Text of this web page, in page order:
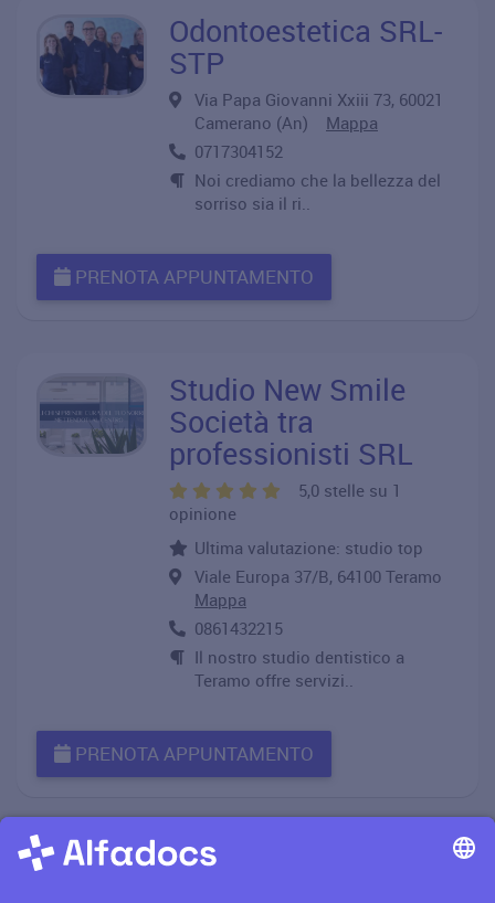
Odontoestetica SRL-
STP
Via Papa Giovanni Xxiii 73, 60021
Camerano (An) Mappa
0717304152
Noi crediamo che la bellezza del
sorriso sia il ri..
PRENOTA APPUNTAMENTO
Studio New Smile
Società tra
professionisti SRL
5,0 stelle su 1
opinione
Ultima valutazione: studio top
Viale Europa 37/B, 64100 Teramo
Mappa
0861432215
Il nostro studio dentistico a
Teramo offre servizi..
PRENOTA APPUNTAMENTO